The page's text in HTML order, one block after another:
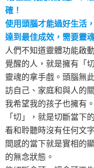
確！
使用頭腦才能過好生活
達到最佳成效，需要靈
人們不知道靈體功能啟
覺醒的人，就是擁有「
靈魂的拿手戲。頭腦無
訪自己、家庭和與人的
我希望我的孩子也擁有。
「切」，就是切斷當下
看和聆聽時沒有任何文
間感的當下就是實相的
的無念狀態。